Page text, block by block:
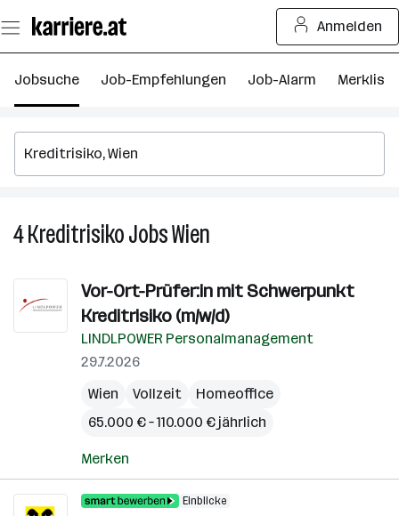
Seiteninhalt
springen
Anmelden
Jobsuche Job-Empfehlungen Job-Alarm Merkliste
4KreditrisikoJobsWien
in
Wien
Vor-Ort-Prüfer:in mit Schwerpunkt
Kreditrisiko (m/w/d)
LINDLPOWER Personalmanagement
29.7.2026
Wien
Vollzeit
Homeoffice
65.000 € – 110.000 € jährlich
Merken
Einblicke